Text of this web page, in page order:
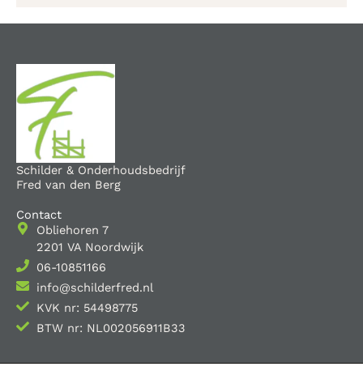
Schilder & Onderhoudsbedrijf
Fred van den Berg
Contact
Obliehoren 7
2201 VA Noordwijk
06-10851166
info@schilderfred.nl
KVK nr: 54498775
BTW nr: NL002056911B33